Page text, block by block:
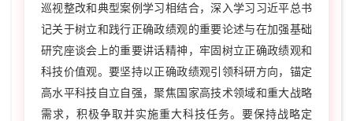
巡视整改和典型案例学习相结合，深入学习习近平总书
记关于树立和践行正确政绩观的重要论述与在加强基础
研究座谈会上的重要讲话精神，牢固树立正确政绩观和
科技价值观。要坚持以正确政绩观引领科研方向，锚定
高水平科技自立自强，聚焦国家高技术领域和重大战略
需求，积极争取并实施重大科技任务。要保持战略定